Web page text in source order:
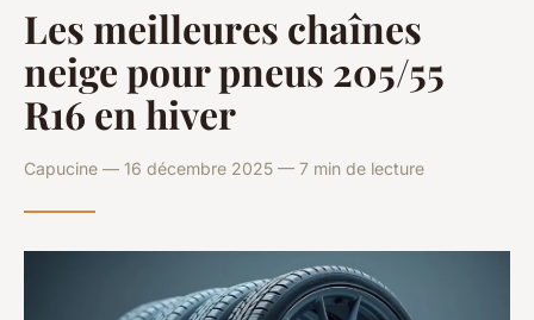
Les meilleures chaînes
neige pour pneus 205/55
R16 en hiver
Capucine — 16 décembre 2025 — 7 min de lecture